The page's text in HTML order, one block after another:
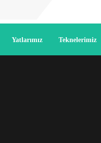
Yatlarımız Teknelerimiz